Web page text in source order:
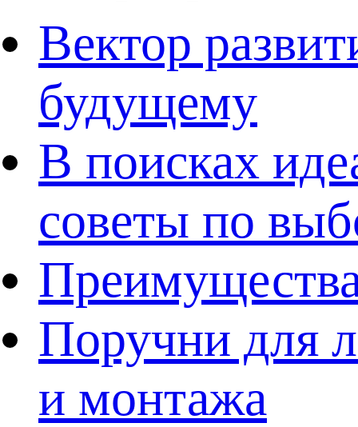
Вектор
будущему
В поисках
советы по
Поручни для
и монтажа